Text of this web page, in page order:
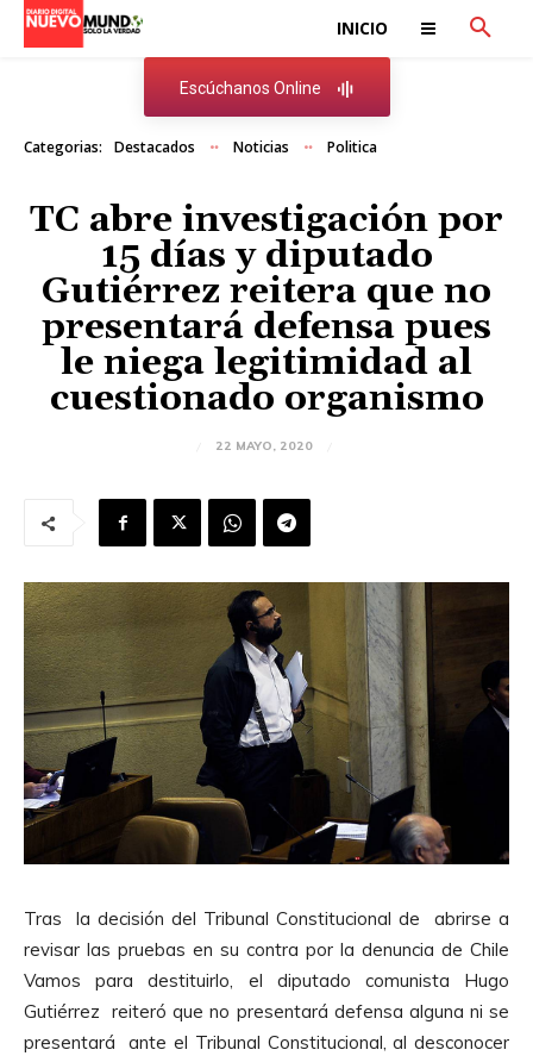
INICIO
Escúchanos Online
Categorias: Destacados Noticias Politica
TC abre investigación por
15 días y diputado
Gutiérrez reitera que no
presentará defensa pues
le niega legitimidad al
cuestionado organismo
22 MAYO, 2020
Tras la decisión del Tribunal Constitucional de abrirse a
revisar las pruebas en su contra por la denuncia de Chile
Vamos para destituirlo, el diputado comunista Hugo
Gutiérrez reiteró que no presentará defensa alguna ni se
presentará ante el Tribunal Constitucional, al desconocer